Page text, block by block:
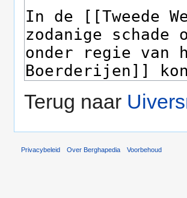
Terug naar
Privacybeleid Over Berghapedia Voorbehoud